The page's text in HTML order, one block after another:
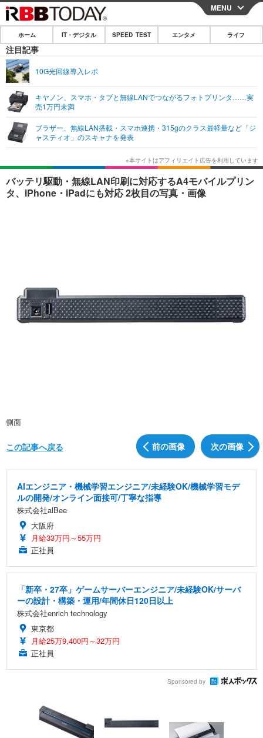
CLOSE
ホーム
IT・デジタル
ネタ
ショッピング その他
SPEED TEST
エンタメ
エンタメTOP
韓国・芸能
音楽 スポーツ
ライフ
ライフTOP グルメ
ペット ショッピング
リリース一覧
プッシュ通知の停止方法
MENU
ホーム IT・デジタル SPEED TEST エンタメ ライフ
注目記事
10G光回線導入レポ
キヤノン、スマホ・タブと無線LANでつながるフォトプリンタ……実
売1万円未満
ブラザー、無線LAN搭載・スマホ連携・315gのクラス最軽量など「ジ
ャスティオ」のスキャナを発表
バッテリ駆動・無線LAN印刷に対応するA4モバイルプリン
タ、iPhone・iPadにも対応 2枚目の写真・画像
側面
前の画像 次の画像
この記事へ戻る
AIエンジニア・機械学習エンジニア/未経験OK/機械学習モデ
ルの開発/オンライン面接可/丁寧な指導
株式会社alBee
大阪府
月給33万円～55万円
正社員
「新卒・27卒」ゲームサーバーエンジニア/未経験OK/サーバ
ーの設計・構築・運用/年間休日120日以上
株式会社enrich technology
東京都
月給25万9,400円～32万円
正社員
Sponsored by